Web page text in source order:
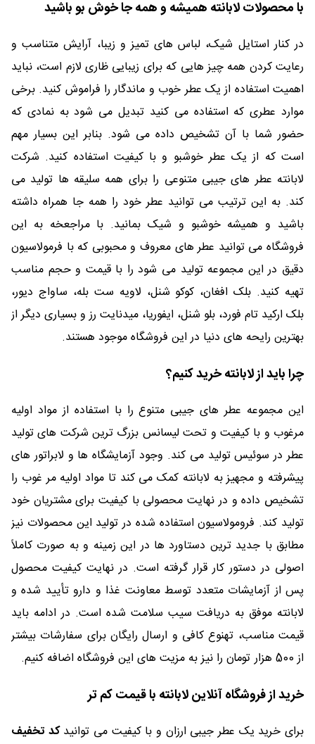
با محصولات لابانته همیشه و همه جا خوش بو باشید
در کنار استایل شیک، لباس های تمیز و زیبا، آرایش متناسب و
رعایت کردن همه چیز هایی که برای زیبایی ظاری لازم است، نباید
اهمیت استفاده از یک عطر خوب و ماندگار را فراموش کنید. برخی
موارد عطری که استفاده می کنید تبدیل می شود به نمادی که
حضور شما با آن تشخیص داده می شود. بنابر این بسیار مهم
است که از یک عطر خوشبو و با کیفیت استفاده کنید. شرکت
لابانته عطر های جیبی متنوعی را برای همه سلیقه ها تولید می
کند. به این ترتیب می توانید عطر خود را همه جا همراه داشته
باشید و همیشه خوشبو و شیک بمانید. با مراجعخه به این
فروشگاه می توانید عطر های معروف و محبوبی که با فرمولاسیون
دقیق در این مجموعه تولید می شود را با قیمت و حجم مناسب
تهیه کنید. بلک افغان، کوکو شنل، لاویه ست بله، ساواج دیور،
بلک ارکید تام فورد، بلو شنل، ایفوریا، میدنایت رز و بسیاری دیگر از
بهترین رایحه های دنیا در این فروشگاه موجود هستند.
چرا باید از لابانته خرید کنیم؟
این مجموعه عطر های جیبی متنوع را با استفاده از مواد اولیه
مرغوب و با کیفیت و تحت لیسانس بزرگ ترین شرکت های تولید
عطر در سوئیس تولید می کند. وجود آزمایشگاه ها و لابراتور های
پیشرفته و مجهیز به لابانته کمک می کند تا مواد اولیه مر غوب را
تشخیص داده و در نهایت محصولی با کیفیت برای مشتریان خود
تولید کند. فرومولاسیون استفاده شده در تولید این محصولات نیز
مطابق با جدید ترین دستاورد ها در این زمینه و به صورت کاملاً
اصولی در دستور کار قرار گرفته است. در نهایت کیفیت محصول
پس از آزمایشات متعدد توسط معاونت غذا و دارو تأیید شده و
لابانته موفق به دریافت سیب سلامت شده است. در ادامه باید
قیمت مناسب، تهنوع کافی و ارسال رایگان برای سفارشات بیشتر
از 500 هزار تومان را نیز به مزیت های این فروشگاه اضافه کنیم.
خرید از فروشگاه آنلاین لابانته با قیمت کم تر
برای خرید یک عطر جیبی ارزان و با کیفیت می توانیدکد تخفیف